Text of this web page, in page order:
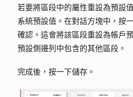
若要將區段中的屬性重設為預設
系統預設值 。在對話方塊中，按
確認。這會將該區段重設為帳戶
預設側邊列中包含的其他區段。
完成後，按一下儲存 。